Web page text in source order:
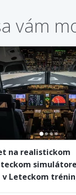
vám
na realistickom
simulátore
v Leteckom